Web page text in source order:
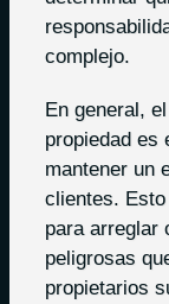
complejo.
En general,
propiedad es
mantener un
clientes.
para arreglar
peligrosas
propietarios